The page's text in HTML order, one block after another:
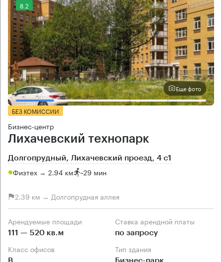
8.2
Еще фото
БЕЗ КОМИССИИ
Бизнес-центр
Лихачевский технопарк
Долгопрудный, Лихачевский проезд, 4 с1
Физтех → 2.94 км ~29 мин
2.39 км → Долгопрудная аллея
Арендуемые площади
111 — 520 кв.м
Ставка арендной платы
по запросу
Класс офисов Тип здания